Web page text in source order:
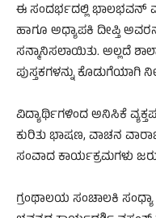
ಈ ಸಂದರ್ಭದಲ್ಲಿ ಭಾಲಭವನ್
ಹಾಗೂ ಅಧ್ಯಾಪಕಿ ದೀಪ್ತಿ
ಸನ್ಮಾನಿಸಲಾಯಿತು. ಅಲ್ಲದೆ
ಪುಸ್ತಕಗಳನ್ನು ಕೊಡುಗೆಯಾಗಿ
ವಿದ್ಯಾರ್ಥಿಗಳಿಂದ ಅನಿಸಿಕೆ
ಕುರಿತು ಭಾಷಣ, ವಾಚನ
ಸಂವಾದ ಕಾರ್ಯಕ್ರಮಗಳು
ಗ್ರಂಥಾಲಯ ಸಂಚಾಲಕಿ